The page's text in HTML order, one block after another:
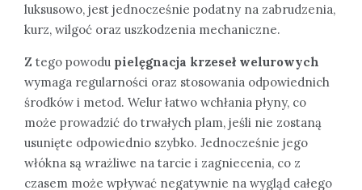
luksusowo, jest jednocześnie podatny na zabrudzenia,
kurz, wilgoć oraz uszkodzenia mechaniczne.
Z tego powodu pielęgnacja krzeseł welurowych
wymaga regularności oraz stosowania odpowiednich
środków i metod. Welur łatwo wchłania płyny, co
może prowadzić do trwałych plam, jeśli nie zostaną
usunięte odpowiednio szybko. Jednocześnie jego
włókna są wrażliwe na tarcie i zagniecenia, co z
czasem może wpływać negatywnie na wygląd całego